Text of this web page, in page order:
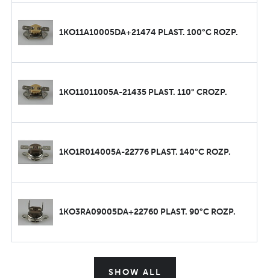
1KO11A10005DA+21474 PLAST. 100°C ROZP.
1KO11011005A-21435 PLAST. 110° CROZP.
1KO1R014005A-22776 PLAST. 140°C ROZP.
1KO3RA09005DA+22760 PLAST. 90°C ROZP.
SHOW ALL